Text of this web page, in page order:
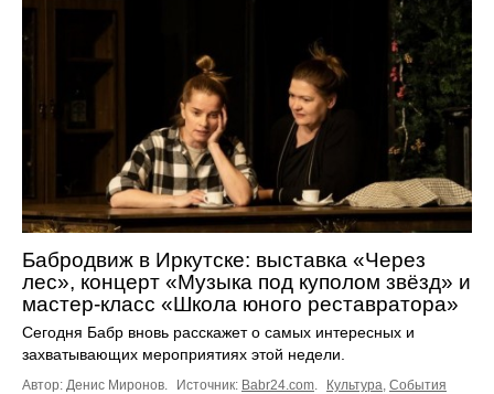
Бабродвиж в Иркутске: выставка «Через
лес», концерт «Музыка под куполом звёзд» и
мастер-класс «Школа юного реставратора»
Сегодня Бабр вновь расскажет о самых интересных и
захватывающих мероприятиях этой недели.
Автор: Денис Миронов. Источник: Babr24.com. Культура, События